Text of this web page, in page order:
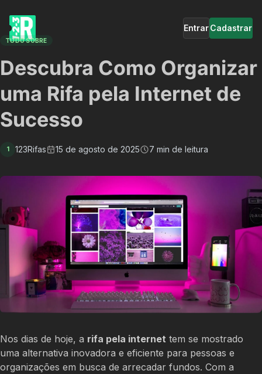
EntrarCadastrar
TUDO SOBRE
Descubra Como Organizar
uma Rifa pela Internet de
Sucesso
1 123Rifas 15 de agosto de 2025 7 min de leitura
Nos dias de hoje, a rifa pela internet tem se mostrado
uma alternativa inovadora e eficiente para pessoas e
organizações em busca de arrecadar fundos. Com a